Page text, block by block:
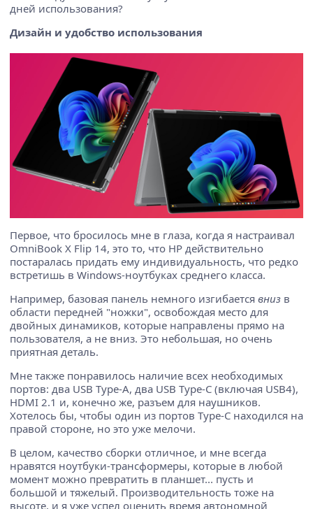
дней использования?
Дизайн и удобство использования
Первое, что бросилось мне в глаза, когда я настраивал
OmniBook X Flip 14, это то, что HP действительно
постаралась придать ему индивидуальность, что редко
встретишь в Windows-ноутбуках среднего класса.
Например, базовая панель немного изгибается вниз в
области передней "ножки", освобождая место для
двойных динамиков, которые направлены прямо на
пользователя, а не вниз. Это небольшая, но очень
приятная деталь.
Мне также понравилось наличие всех необходимых
портов: два USB Type-A, два USB Type-C (включая USB4),
HDMI 2.1 и, конечно же, разъем для наушников.
Хотелось бы, чтобы один из портов Type-C находился на
правой стороне, но это уже мелочи.
В целом, качество сборки отличное, и мне всегда
нравятся ноутбуки-трансформеры, которые в любой
момент можно превратить в планшет... пусть и
большой и тяжелый. Производительность тоже на
высоте, и я уже успел оценить время автономной